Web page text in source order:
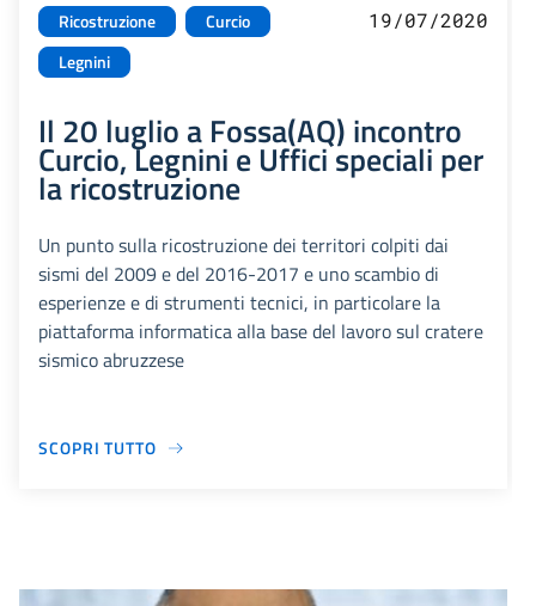
Ricostruzione
Curcio
Legnini
19/07/2020
Il 20 luglio a Fossa(AQ) incontro
Curcio, Legnini e Uffici speciali per
la ricostruzione
Un punto sulla ricostruzione dei territori colpiti dai
sismi del 2009 e del 2016-2017 e uno scambio di
esperienze e di strumenti tecnici, in particolare la
piattaforma informatica alla base del lavoro sul cratere
sismico abruzzese
SCOPRI TUTTO